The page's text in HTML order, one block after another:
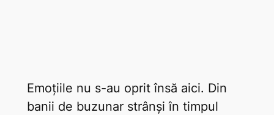
Emoțiile nu s-au oprit însă aici. Din
banii de buzunar strânși în timpul